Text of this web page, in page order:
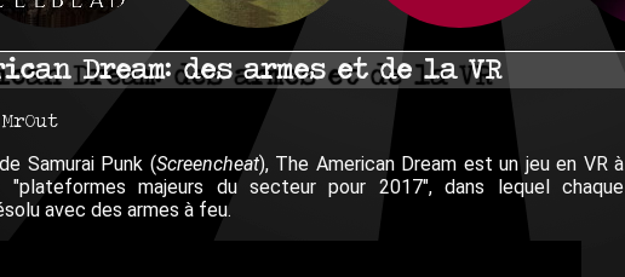
Dream: des armes et de la VR
Samurai Punk (Screencheat), The American Dream est un jeu en VR à
"plateformes majeurs du secteur pour 2017", dans lequel chaque
avec des armes à feu.